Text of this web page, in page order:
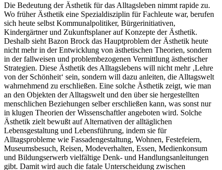
Die Bedeutung der Ästhetik für das Alltagsleben nimmt rapide zu.
Wo früher Ästhetik eine Spezialdisziplin für Fachleute war, berufen
sich heute selbst Kommunalpolitiker, Bürgerinitiativen,
Kindergärtner und Zukunftsplaner auf Konzepte der Ästhetik.
Deshalb sieht Bazon Brock das Hauptproblem der Ästhetik heute
nicht mehr in der Entwicklung von ästhetischen Theorien, sondern
in der fallweisen und problembezogenen Vermittlung ästhetischer
Strategien. Diese Ästhetik des Alltagslebens will nicht mehr ‚Lehre
von der Schönheit‘ sein, sondern will dazu anleiten, die Alltagswelt
wahrnehmend zu erschließen. Eine solche Ästhetik zeigt, wie man
an den Objekten der Alltagswelt und den über sie hergestellten
menschlichen Beziehungen selber erschließen kann, was sonst nur
in klugen Theorien der Wissenschaftler angeboten wird. Solche
Ästhetik zielt bewußt auf Alternativen der alltäglichen
Lebensgestaltung und Lebensführung, indem sie für
Alltagsprobleme wie Fassadengestaltung, Wohnen, Festefeiern,
Museumsbesuch, Reisen, Modeverhalten, Essen, Medienkonsum
und Bildungserwerb vielfältige Denk- und Handlungsanleitungen
gibt. Damit wird auch die fatale Unterscheidung zwischen